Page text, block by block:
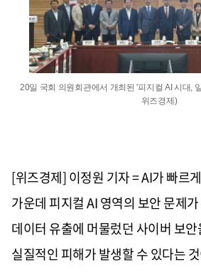
20일 국회 의원회관에서 개최된 '피지컬 AI 시대,
위즈경제)
[위즈경제] 이정원 기자 = AI가 빠르
가운데 피지컬 AI 영역의 보안 문제
데이터 유출에 머물렀던 사이버 보
실질적인 피해가 발생할 수 있다는